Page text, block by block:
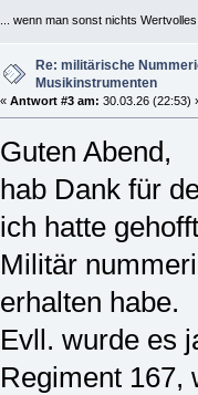
... wenn man sonst nichts
Re: militärische
Musikinstrumenten
« Antwort #3 am: 30.03.26 (22:53)
Guten Abend,
hab Dank für
ich hatte
Militär
erhalten habe.
Evll. wurde es
Regiment 167,